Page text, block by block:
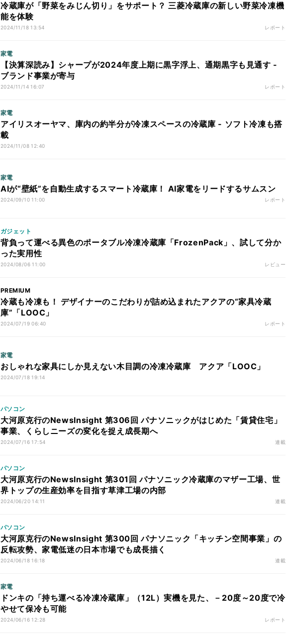
冷蔵庫が「野菜をみじん切り」をサポート？ 三菱冷蔵庫の新しい野菜冷凍機
能を体験
2024/11/18 13:54 レポート
家電
【決算深読み】シャープが2024年度上期に黒字浮上、通期黒字も見通す -
ブランド事業が寄与
2024/11/14 16:07 レポート
家電
アイリスオーヤマ、庫内の約半分が冷凍スペースの冷蔵庫 - ソフト冷凍も搭
載
2024/11/08 12:40
家電
AIが“壁紙”を自動生成するスマート冷蔵庫！ AI家電をリードするサムスン
2024/09/10 11:00 レポート
ガジェット
背負って運べる異色のポータブル冷凍冷蔵庫「FrozenPack」、試して分か
った実用性
2024/08/06 11:00 レビュー
PREMIUM
冷蔵も冷凍も！ デザイナーのこだわりが詰め込まれたアクアの“家具冷蔵
庫”「LOOC」
2024/07/19 06:40 レポート
家電
おしゃれな家具にしか見えない木目調の冷凍冷蔵庫 アクア「LOOC」
2024/07/18 19:14
パソコン
大河原克行のNewsInsight 第306回 パナソニックがはじめた「賃貸住宅」
事業、くらしニーズの変化を捉え成長期へ
2024/07/16 17:54 連載
パソコン
大河原克行のNewsInsight 第301回 パナソニック冷蔵庫のマザー工場、世
界トップの生産効率を目指す草津工場の内部
2024/06/20 14:11 連載
パソコン
大河原克行のNewsInsight 第300回 パナソニック「キッチン空間事業」の
反転攻勢、家電低迷の日本市場でも成長描く
2024/06/18 16:18 連載
家電
ドンキの「持ち運べる冷凍冷蔵庫」（12L）実機を見た、－20度～20度で冷
やせて保冷も可能
2024/06/16 12:28 レポート